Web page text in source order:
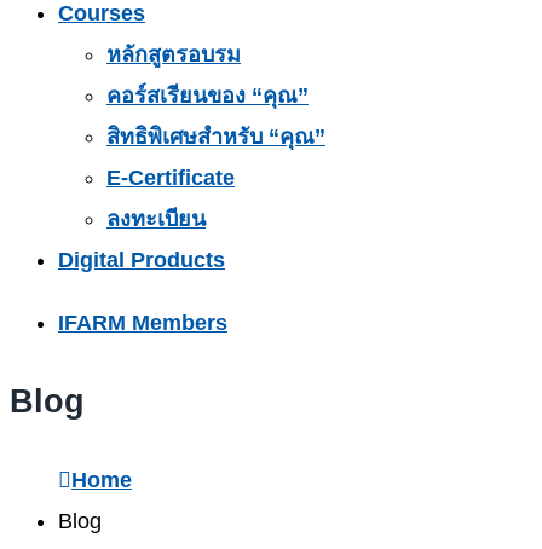
Courses
หลักสูตรอบรม
คอร์สเรียนของ “คุณ”
สิทธิพิเศษสำหรับ “คุณ”
E-Certificate
ลงทะเบียน
Digital Products
IFARM Members
Blog
Home
Blog